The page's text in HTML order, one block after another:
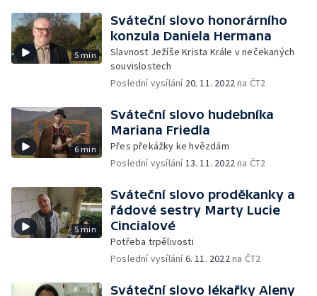
5 min
Sváteční slovo honorárního
konzula Daniela Hermana
Slavnost Ježíše Krista Krále v nečekaných
souvislostech
Poslední vysílání 20. 11. 2022na ČT2
6 min
Sváteční slovo hudebníka
Mariana Friedla
Přes překážky ke hvězdám
Poslední vysílání13. 11. 2022na ČT2
5 min
Sváteční slovo proděkanky a
řádové sestry Marty Lucie
Cincialové
Potřeba trpělivosti
Poslední vysílání6. 11. 2022na ČT2
Sváteční slovo lékařky Aleny